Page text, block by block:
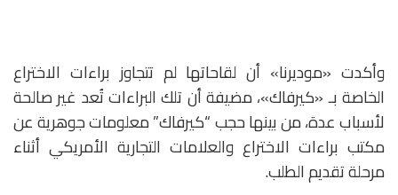
وأكدت «موديرنا» أن لقاحاتها لم تتجاوز براءات الاختراع
الخاصة بـ «كيرفاك»، مضيفة أن تلك البراءات تُعد غير صالحة
لأسباب عدة، من بينها حجب “كيرفاك” معلومات جوهرية عن
مكتب براءات الاختراع والعلامات التجارية الأمريكي أثناء
مرحلة تقديم الطلب.